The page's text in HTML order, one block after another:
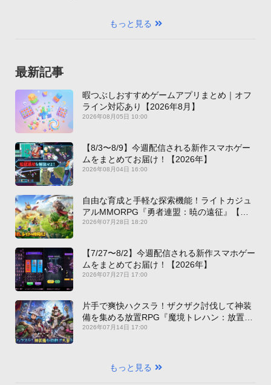
もっと見る
最新記事
暇つぶしおすすめゲームアプリまとめ｜オフ
ライン対応あり【2026年8月】
2026年08月05日 10:00
【8/3〜8/9】今週配信される新作スマホゲー
ムをまとめてお届け！【2026年】
2026年08月04日 16:00
自由な育成と手軽な探索機能！ライトカジュ
アルMMORPG『勇者連盟：暁の遠征』【最
新作PICKUP】
2026年07月28日 18:20
【7/27〜8/2】今週配信される新作スマホゲー
ムをまとめてお届け！【2026年】
2026年07月27日 17:00
片手で爽快ハクスラ！ザクザク討伐して神装
備を集める放置RPG『魔境トレハン：放置で
神装備』【最新作PICKUP】
2026年07月14日 17:00
もっと見る